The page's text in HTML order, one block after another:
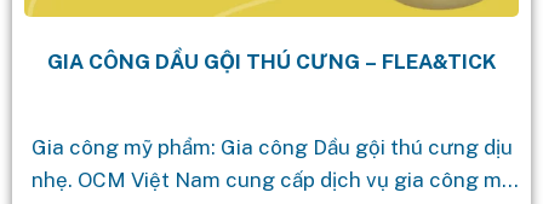
GIA CÔNG DẦU GỘI THÚ CƯNG – FLEA&TICK
Gia công mỹ phẩm: Gia công Dầu gội thú cưng dịu
nhẹ. OCM Việt Nam cung cấp dịch vụ gia công mỹ